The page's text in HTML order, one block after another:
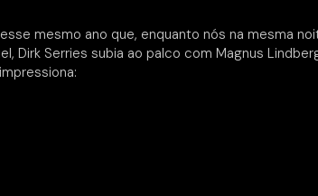
mesmo ano que, enquanto nós na mesma
Dirk Serries subia ao palco com Magnus